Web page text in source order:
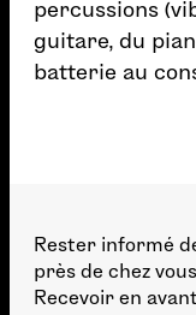
percussions
guitare, du
batterie au
Rester informé
près de chez
Recevoir en